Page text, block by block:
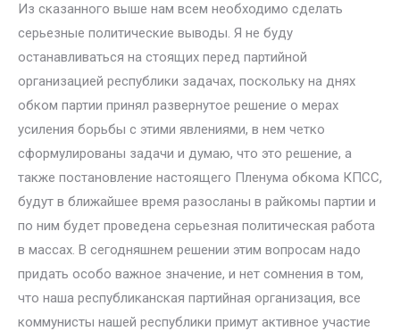
Из сказанного выше нам всем необходимо сделать
серьезные политические выводы. Я не буду
останавливаться на стоящих перед партийной
организацией республики задачах, поскольку на днях
обком партии принял развернутое решение о мерах
усиления борьбы с этими явлениями, в нем четко
сформулированы задачи и думаю, что это решение, а
также постановление настоящего Пленума обкома КПСС,
будут в ближайшее время разосланы в райкомы партии и
по ним будет проведена серьезная политическая работа
в массах. В сегодняшнем решении этим вопросам надо
придать особо важное значение, и нет сомнения в том,
что наша республиканская партийная организация, все
коммунисты нашей республики примут активное участие